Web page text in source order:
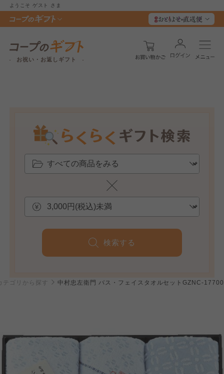
ようこそ ゲスト さま
お祝い・お返しギフト
検索する
テゴリから探す 中村忠左衛門 バス・フェイスタオルセットGZNC-17700
ご利用約款（ご利用規約・ご利
用規程）について
このサイトは7つの生協から業務委託を受けて、
このサイトは7つの生協から業務委託を受けて、
コープきんき事業連合が運営しています。お預
かりしている個人情報については、コープ事業
特定商取引法に基づく表記につ
このサイトは7つの生協から業務委託を受けて、